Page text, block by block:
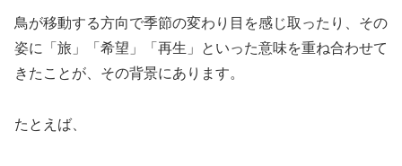
鳥が移動する方向で季節の変わり目を感じ取ったり、その
姿に「旅」「希望」「再生」といった意味を重ね合わせて
きたことが、その背景にあります。
たとえば、